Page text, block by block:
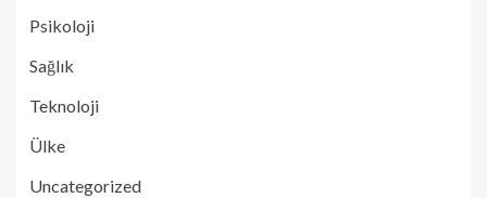
Psikoloji
Sağlık
Teknoloji
Ülke
Uncategorized